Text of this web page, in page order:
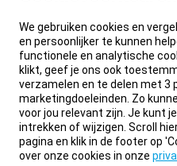
We gebruiken cookies en
en persoonlijker te kunnen
functionele en analytische
klikt, geef je ons ook
verzamelen en te delen met 3
marketingdoeleinden. Zo
voor jou relevant zijn. Je kunt
intrekken of wijzigen. Scroll
pagina en klik in de footer op
over onze cookies in onze